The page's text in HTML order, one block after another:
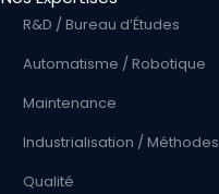
R&D / Bureau d’Études
Automatisme / Robotique
Maintenance
Industrialisation / Méthodes
Qualité